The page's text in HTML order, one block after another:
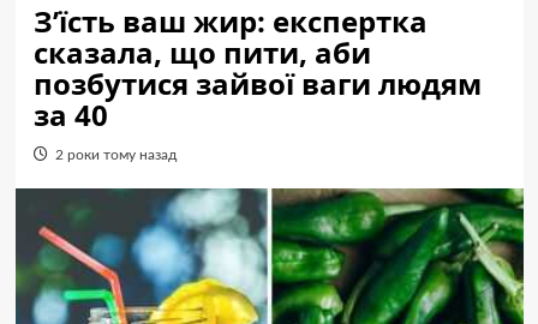
З’їсть ваш жир: експертка
сказала, що пити, аби
позбутися зайвої ваги людям
за 40
2 роки тому назад